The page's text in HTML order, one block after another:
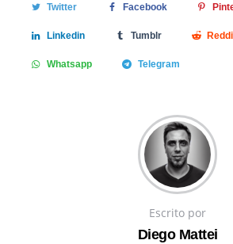
Twitter Facebook
Linkedin Tumblr
Whatsapp Telegram
Escrito por
Diego Mattei